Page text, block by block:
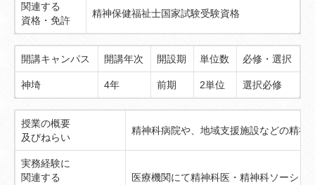
関連する
資格・免許
精神保健福祉士国家試験受験資格
開講キャンパス 開講年次 開設期 単位数 必修・選択
神埼 4年 前期 2単位 選択必修
授業の概要
及びねらい
精神科病院や、地域支援施設などの精神
実務経験に
関連する
医療機関にて精神科医・精神科ソーシ